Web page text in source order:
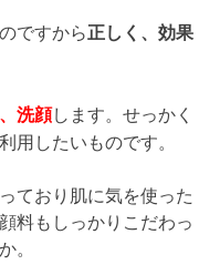
ですから正しく、効果
洗顔します。せっかく
用したいものです。
ており肌に気を使った
料もしっかりこだわっ
。